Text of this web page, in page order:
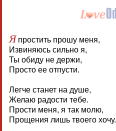
Япростить прошу меня,
Извиняюсь сильно я,
Ты обиду не держи,
Просто ее отпусти.
Легче станет на душе,
Желаю радости тебе.
Прости меня, я так молю,
Прощения лишь твоего хочу.